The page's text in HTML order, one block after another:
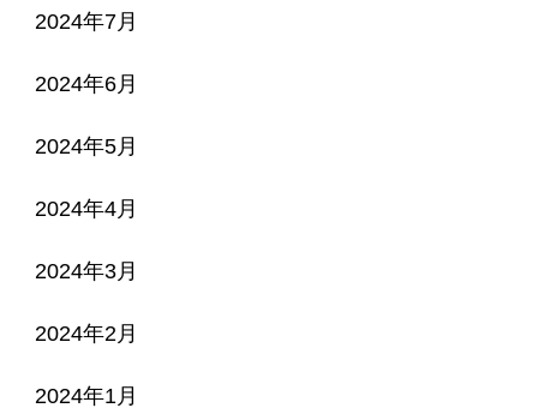
2024年7月
2024年6月
2024年5月
2024年4月
2024年3月
2024年2月
2024年1月